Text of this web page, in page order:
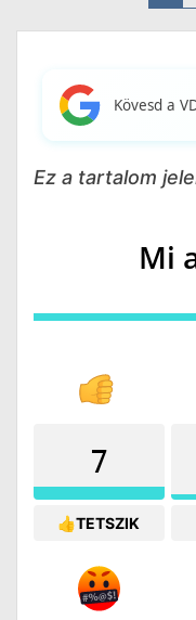
Kövesd a
Ez a tartalom
Mi
7
👍TETSZIK